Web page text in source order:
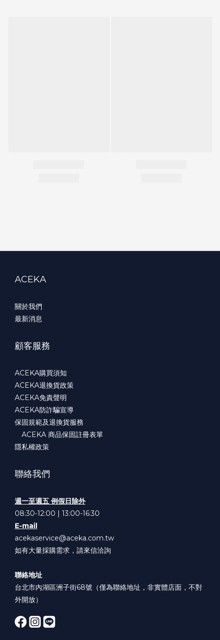
ACEKA
關於我們
最新消息
顧客服務
ACEKA購買須知
ACEKA退換貨政策
ACEKA免責聲明
ACEKA防詐騙宣導
保固規範及退換貨服務
ACEKA 商品保固註冊表單
隱私權政策
聯絡我們
週一至週五 例假日除外
08:30-12:00 | 13:00-16:30
E-mail
acekaservice@aceka.com.tw
如有大量採購需求，請來信洽詢
聯絡地址
台北市內湖區洲子街68號（僅為聯絡地址，非實體店面，不對
外開放）